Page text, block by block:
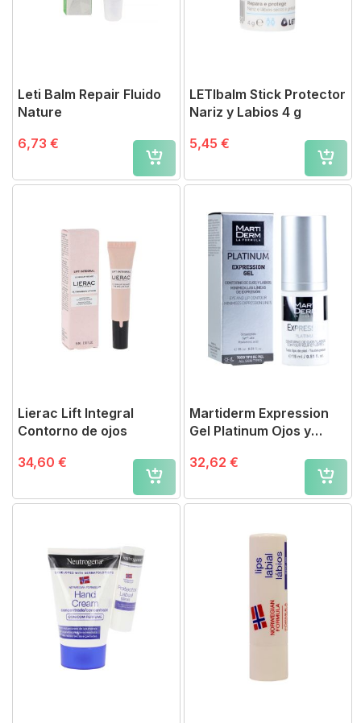
Leti Balm Repair Fluido
Nature
6,73 €
LETIbalm Stick Protector
Nariz y Labios 4 g
5,45 €
Lierac Lift Integral
Contorno de ojos
34,60 €
Martiderm Expression
Gel Platinum Ojos y
32,62 €